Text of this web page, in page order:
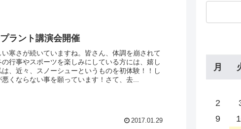
ラント講演会開催
寒さが続いていますね。皆さん、体調を崩されて
行事やスポーツを楽しみにしている方には、嬉し
、近々、スノーシューというものを初体験！！し
くならない事を願っています！さて、去...
2017.01.29
月
2
9